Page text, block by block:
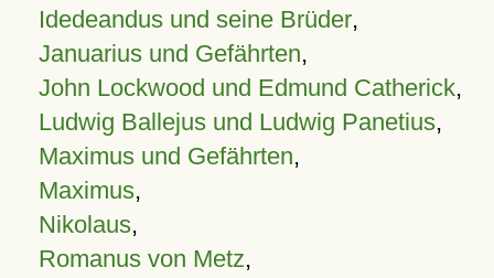
Idedeandus und seine Brüder,
Januarius und Gefährten,
John Lockwood und Edmund Catherick,
Ludwig Ballejus und Ludwig Panetius,
Maximus und Gefährten,
Maximus,
Nikolaus,
Romanus von Metz,